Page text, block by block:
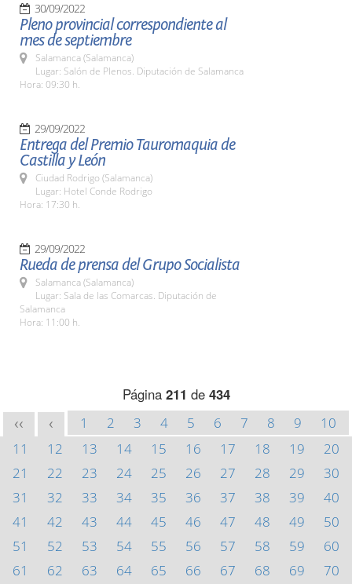
30/09/2022
Pleno provincial correspondiente al
mes de septiembre
Salamanca (Salamanca)
Lugar: Salón de Plenos. Diputación de Salamanca
Hora: 09:30 h.
29/09/2022
Entrega del Premio Tauromaquia de
Castilla y León
Ciudad Rodrigo (Salamanca)
Lugar: Hotel Conde Rodrigo
Hora: 17:30 h.
29/09/2022
Rueda de prensa del Grupo Socialista
Salamanca (Salamanca)
Lugar: Sala de las Comarcas. Diputación de
Salamanca
Hora: 11:00 h.
Página 211 de 434
<< < 1 2 3 4 5 6 7 8 9
10
11
12 13 14 15 16 17 18 19
20
21
22 23 24 25 26 27 28 29
30
31
32 33 34 35 36 37 38 39
40
41
42 43 44 45 46 47 48 49
50
51
52 53 54 55 56 57 58 59
60
61
62 63 64 65 66 67 68 69
70